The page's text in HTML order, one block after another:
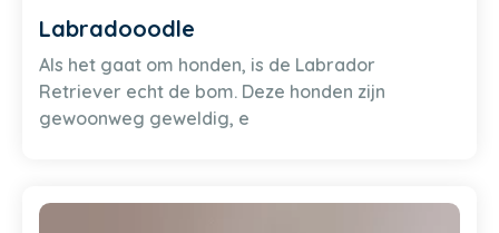
Labradooodle
Als het gaat om honden, is de Labrador
Retriever echt de bom. Deze honden zijn
gewoonweg geweldig, e